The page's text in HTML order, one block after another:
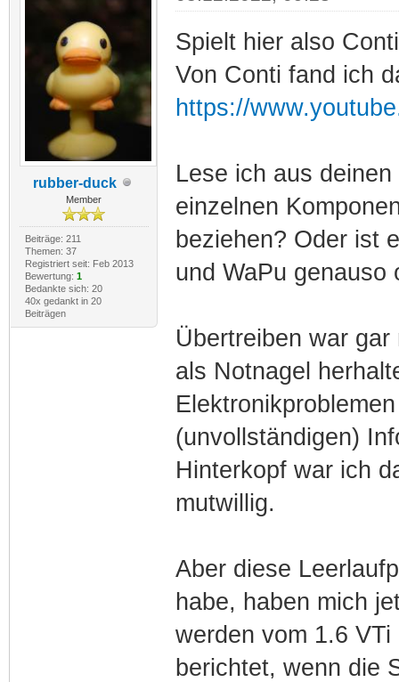
rubber-duck
Member
Beiträge: 211
Themen: 37
Registriert seit: Feb 2013
Bewertung: 1
Bedankte sich: 20
40x gedankt in 20
Beiträgen
Spielt hier also
Von Conti fand ich
https://
Lese ich aus
einzelnen
beziehen? Oder ist
und WaPu genauso
Übertreiben war
als Notnagel
(unvollständigen)
Hinterkopf war ich
mutwillig.
Aber diese
habe, haben mich
werden vom 1.6
berichtet, wenn die